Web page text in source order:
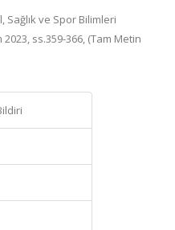
Sağlık ve Spor Bilimleri
ss.359-366, (Tam Metin